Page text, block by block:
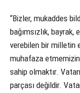
“Bizler, mukaddes
bağımsızlık,
verebilen bir milletin
muhafaza etmemizin
sahip olmaktır.
parçası değildir.